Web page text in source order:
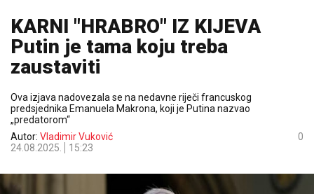
KARNI "HRABRO" IZ KIJEVA
Putin je tama koju treba
zaustaviti
Ova izjava nadovezala se na nedavne riječi francuskog
predsjednika Emanuela Makrona, koji je Putina nazvao
„predatorom“
Autor: Vladimir Vuković
24.08.2025.
15:23
0